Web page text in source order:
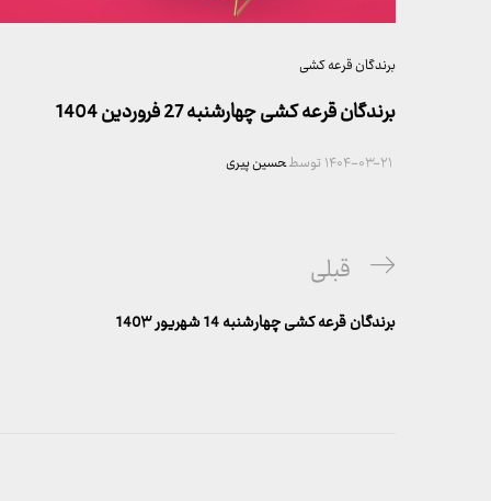
برندگان قرعه کشی
برندگان قرعه کشی چهارشنبه 27 فروردین 1404
۱۴۰۴-۰۳-۲۱توسطحسین پیری
راهبری
نوشته
پست
قبلی
قبلی
برندگان قرعه کشی چهارشنبه 14 شهریور 140۳